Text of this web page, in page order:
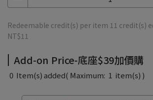
Redeemable credit(s) per item 11 credit(s)
NT$11
Add-on Price-底座$39加價購
0 Item(s) added( Maximum: 1 item(s) )